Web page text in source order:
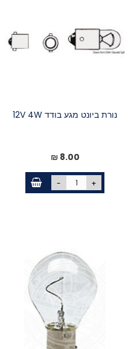
נורת ביונט מגע בודד 12V 4W
8.00 ₪
- +